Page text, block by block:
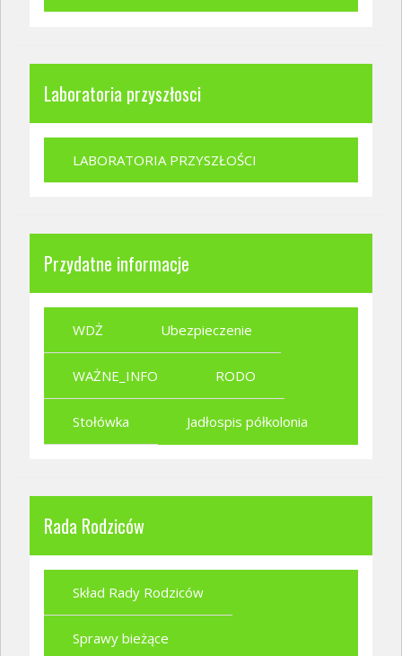
Laboratoria przyszłosci
LABORATORIA PRZYSZŁOŚCI
Przydatne informacje
WDŻ Ubezpieczenie
WAŻNE_INFO RODO
Stołówka Jadłospis półkolonia
Rada Rodziców
Skład Rady Rodziców
Sprawy bieżące